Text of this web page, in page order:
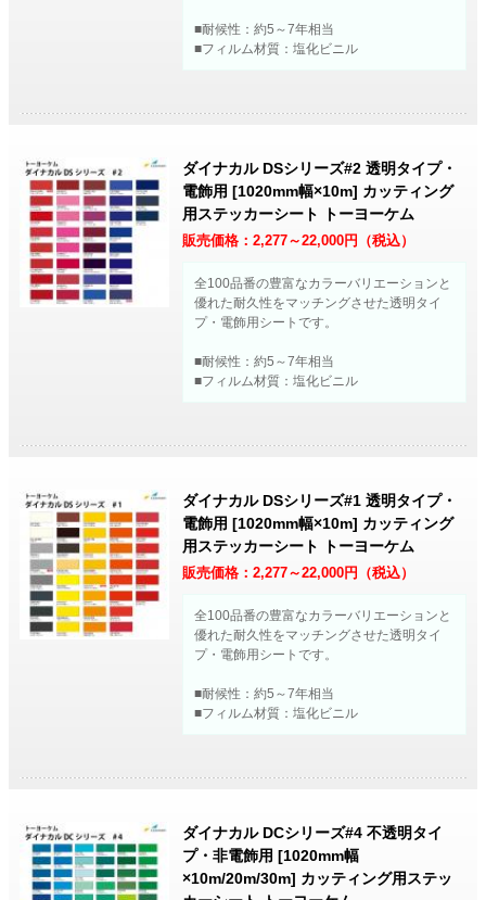
■耐候性：約5～7年相当
■フィルム材質：塩化ビニル
ダイナカル DSシリーズ#2 透明タイプ・
電飾用 [1020mm幅×10m] カッティング
用ステッカーシート トーヨーケム
販売価格：2,277～22,000円（税込）
全100品番の豊富なカラーバリエーションと
優れた耐久性をマッチングさせた透明タイ
プ・電飾用シートです。
■耐候性：約5～7年相当
■フィルム材質：塩化ビニル
ダイナカル DSシリーズ#1 透明タイプ・
電飾用 [1020mm幅×10m] カッティング
用ステッカーシート トーヨーケム
販売価格：2,277～22,000円（税込）
全100品番の豊富なカラーバリエーションと
優れた耐久性をマッチングさせた透明タイ
プ・電飾用シートです。
■耐候性：約5～7年相当
■フィルム材質：塩化ビニル
ダイナカル DCシリーズ#4 不透明タイ
プ・非電飾用 [1020mm幅
×10m/20m/30m] カッティング用ステッ